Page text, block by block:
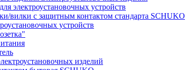
электроустановочных устройств
вилки с защитным контактом стандарта SCHUKO
устройств
изделий